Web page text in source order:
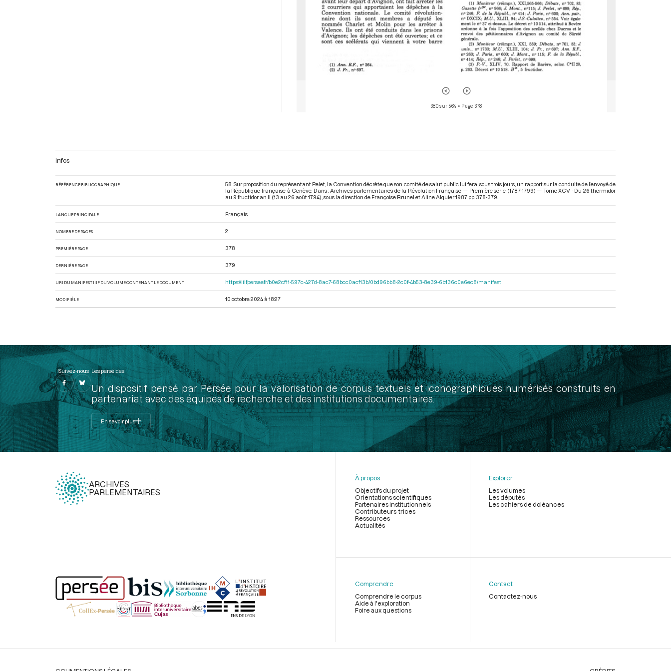
380 sur 564 • Page 378
Infos
RÉFÉRENCE BIBLIOGRAPHIQUE
58. Sur proposition du représentant Pelet, la Convention décrète que son comité de salut public lui fera, sous trois jours, un rapport sur la conduite de l’envoyé de
la République française à Genève. Dans : Archives parlementaires de la Révolution Française — Première série (1787-1799) — Tome XCV - Du 26 thermidor
au 9 fructidor an II (13 au 26 août 1794) , sous la direction de Françoise Brunel et Aline Alquier. 1987. pp. 378-379.
LANGUE PRINCIPALE Français
NOMBRE DE PAGES 2
PREMIÈRE PAGE 378
DERNIÈRE PAGE 379
URI DU MANIFEST IIIF DU VOLUME CONTENANT LE DOCUMENT https://iiif.persee.fr/b0e2cf11-597c-427d-8ac7-68bcc0acf13b/0bd96bb8-2c0f-4b53-8e39-6b136c0e6ec8/manifest
MODIFIÉ LE 10 octobre 2024 à 18:27
Suivez-nous Les perséides
Un dispositif pensé par Persée pour la valorisation de corpus textuels et iconographiques numérisés construits en
partenariat avec des équipes de recherche et des institutions documentaires.
En savoir plus
ARCHIVES
PARLEMENTAIRES
page
À propos
Objectifs du projet
Orientations scientifiques
Partenaires institutionnels
Contributeurs-trices
Ressources
Actualités
Explorer
Les volumes
Les députés
Les cahiers de doléances
Comprendre
Comprendre le corpus
Aide à l'exploration
Foire aux questions
Contact
Contactez-nous
Légal